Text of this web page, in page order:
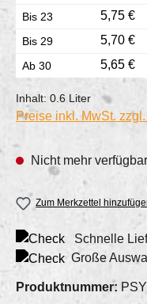
Bis 23 5,75 €
Bis 29 5,70 €
Ab 30 5,65 €
Inhalt: 0.6 Liter
Preise inkl. MwSt.
Nicht mehr verfügbar
Zum Merkzettel
Schnelle
Große
Produktnummer: